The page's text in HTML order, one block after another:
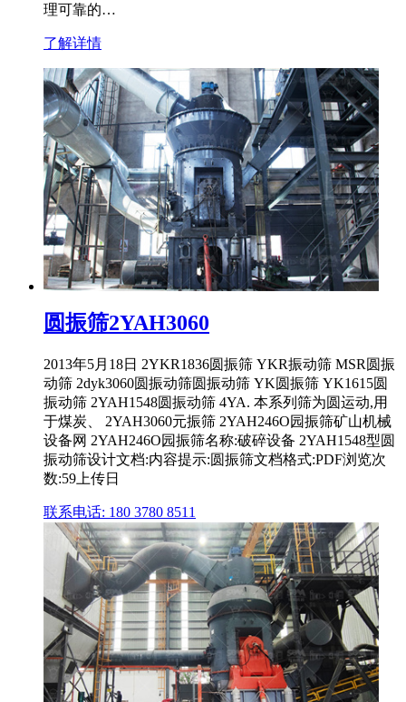
理可靠的…
了解详情
圆振筛2YAH3060
2013年5月18日 2YKR1836圆振筛 YKR振动筛 MSR圆振
动筛 2dyk3060圆振动筛圆振动筛 YK圆振筛 YK1615圆
振动筛 2YAH1548圆振动筛 4YA. 本系列筛为圆运动,用
于煤炭、 2YAH3060元振筛 2YAH246O园振筛矿山机械
设备网 2YAH246O园振筛名称:破碎设备 2YAH1548型圆
振动筛设计文档:内容提示:圆振筛文档格式:PDF浏览次
数:59上传日
联系电话: 180 3780 8511